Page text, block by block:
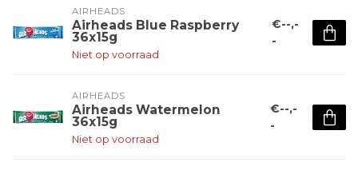
AIRHEADS
Airheads Blue Raspberry
36x15g
Niet op voorraad
€--,-
-
AIRHEADS
Airheads Watermelon
36x15g
Niet op voorraad
€--,-
-